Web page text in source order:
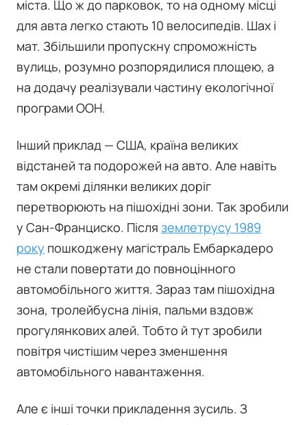
міста. Що ж до парковок, то на одному місці
для авта легко стають 10 велосипедів. Шах і
мат. Збільшили пропускну спроможність
вулиць, розумно розпорядилися площею, а
на додачу реалізували частину екологічної
програми ООН.
Інший приклад — США, країна великих
відстаней та подорожей на авто. Але навіть
там окремі ділянки великих доріг
перетворюють на пішохідні зони. Так зробили
у Сан-Франциско. Після землетрусу 1989
року пошкоджену магістраль Ембаркадеро
не стали повертати до повноцінного
автомобільного життя. Зараз там пішохідна
зона, тролейбусна лінія, пальми вздовж
прогулянкових алей. Тобто й тут зробили
повітря чистішим через зменшення
автомобільного навантаження.
Але є інші точки прикладення зусиль. З